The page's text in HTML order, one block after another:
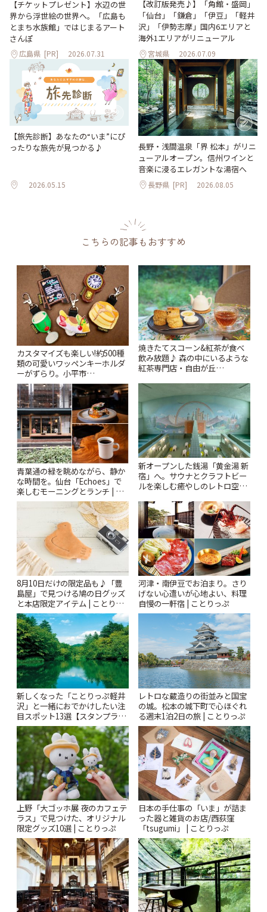
【チケットプレゼント】水辺の世
界から浮世絵の世界へ。「広島も
とまち水族館」ではじまるアート
さんぽ
広島県 [PR] 2026.07.31
【改訂版発売♪】「角館・盛岡」
「仙台」「鎌倉」「伊豆」「軽井
沢」「伊勢志摩」国内6エリアと
海外1エリアがリニューアル
宮城県 2026.07.09
【旅先診断】あなたの“いま”にぴ
ったりな旅先が見つかる♪
2026.05.15
長野・浅間温泉「界 松本」がリニ
ューアルオープン。信州ワインと
音楽に浸るエレガントな湯宿へ
長野県 [PR] 2026.08.05
こちらの記事もおすすめ
カスタマイズも楽しい!約500種
類の可愛いワッペンキーホルダ
ーがずらり。小平市
「Kimamaya T&K」 | ことりっ
ぷ
焼きたてスコーン&紅茶が食べ
飲み放題♪ 森の中にいるような
紅茶専門店・自由が丘
時間 | ことりっぷ
青葉通の緑を眺めながら、静か
な時間を。仙台「Echoes」で
楽しむモーニングとランチ | こ
とりっぷ
新オープンした銭湯「黄金湯 新
宿」へ。サウナとクラフトビー
ルを楽しむ癒やしのレトロ空間
8月10日だけの限定品も♪「豊
島屋」で見つける鳩の日グッズ
と本店限定アイテム | ことりっ
ぷ
河津・南伊豆でお泊まり。さり
げない心遣いが心地よい、料理
自慢の一軒宿 | ことりっぷ
新しくなった「ことりっぷ軽井
沢」と一緒におでかけしたい注
目スポット13選【スタンプラリ
ー開催中】 | ことりっぷ
レトロな蔵造りの街並みと国宝
の城。松本の城下町で心ほぐれ
る週末1泊2日の旅 | ことりっぷ
上野「大ゴッホ展 夜のカフェテ
ラス」で見つけた、オリジナル
限定グッズ10選 | ことりっぷ
日本の手仕事の「いま」が詰ま
った器と雑貨のお店/西荻窪
「tsugumi」 | ことりっぷ